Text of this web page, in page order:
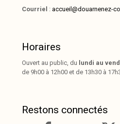
Courriel : accueil@douarnenez-
Horaires
Ouvert au public, du lundi au
de 9h00 à 12h00 et de 13h30 à
Restons connectés